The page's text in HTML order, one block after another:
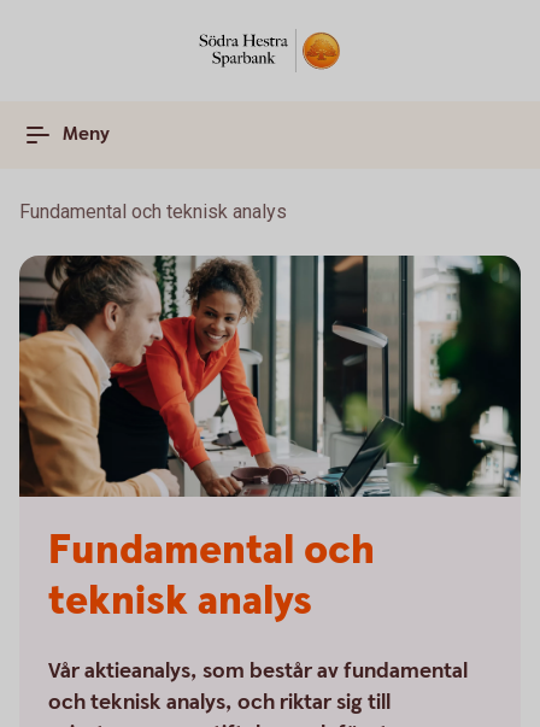
Meny
Fundamental och teknisk analys
Fundamental och
teknisk analys
Vår aktieanalys, som består av fundamental
och teknisk analys, och riktar sig till